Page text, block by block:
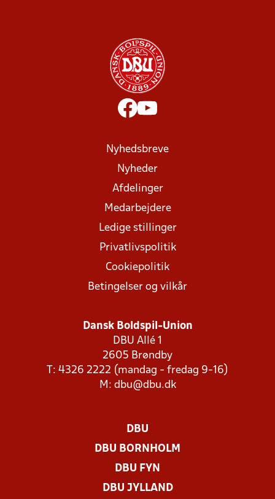
Nyhedsbreve
Nyheder
Afdelinger
Medarbejdere
Ledige stillinger
Privatlivspolitik
Cookiepolitik
Betingelser og vilkår
Dansk Boldspil-Union
DBU Allé 1
2605 Brøndby
T: 4326 2222 (mandag - fredag 9-16)
M: dbu@dbu.dk
DBU
DBU BORNHOLM
DBU FYN
DBU JYLLAND